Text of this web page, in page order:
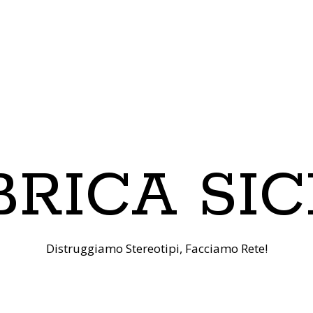
Distruggiamo Stereotipi, Facciamo Rete!